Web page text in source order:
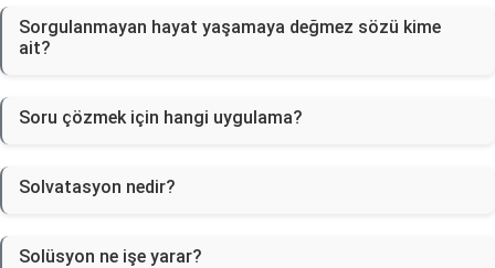
Sorgulanmayan hayat yaşamaya değmez sözü kime
ait?
Soru çözmek için hangi uygulama?
Solvatasyon nedir?
Solüsyon ne işe yarar?